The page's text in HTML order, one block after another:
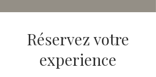
Réservez votre
experience